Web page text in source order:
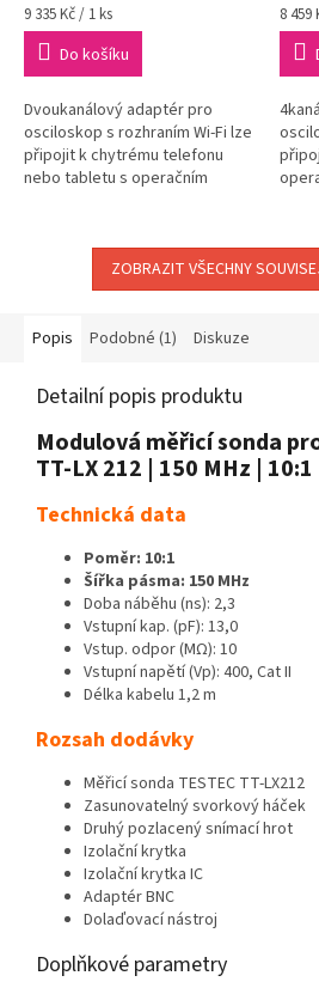
Měrná
cena:
9 335 Kč / 1 ks
Do košíku
Dvoukanálový adaptér pro
osciloskop s rozhraním Wi-Fi lze
připojit k chytrému telefonu
nebo tabletu s operačním
Měrná
cena:
8 459
ZOBRAZIT VŠECHNY
Popis Podobné (1) Diskuze
Detailní popis produktu
Modulová měřicí sonda
TT-LX 212 | 150 MHz | 10:1
Technická data
Poměr: 10:1
Šířka pásma: 150 MHz
Doba náběhu (ns): 2,3
Vstupní kap. (pF): 13,0
Vstup. odpor (MΩ): 10
Vstupní napětí (Vp): 400, Cat II
Délka kabelu 1,2 m
Rozsah dodávky
Měřicí sonda TESTEC TT-LX212
Zasunovatelný svorkový háček
Druhý pozlacený snímací hrot
Izolační krytka
Izolační krytka IC
Adaptér BNC
Dolaďovací nástroj
Doplňkové parametry